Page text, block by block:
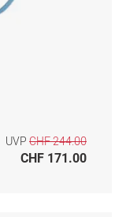
UVP CHF 244.00
CHF 171.00